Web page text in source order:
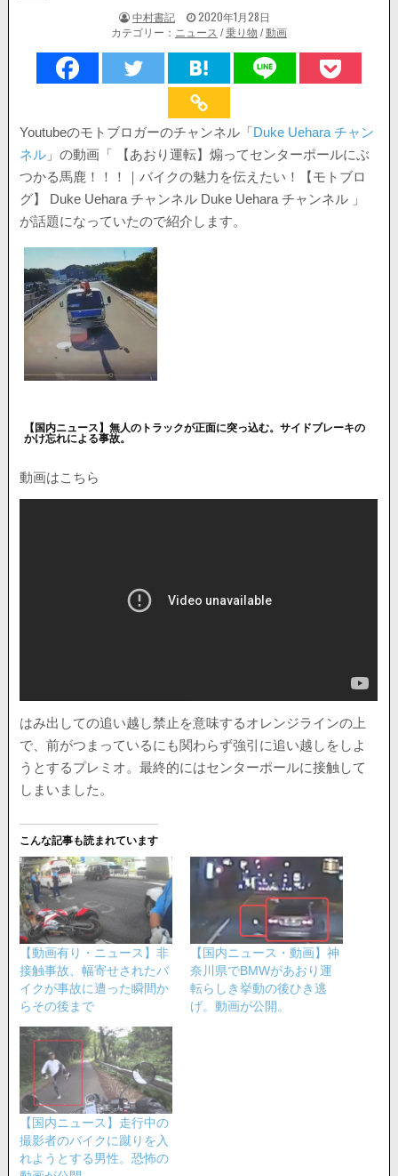
著
者:
中村書記
掲
載
日：
2020年1月28日
カテゴリー： ニュース /乗り物 /動画
Youtubeのモトブロガーのチャンネル「Duke Uehara チャン
ネル 」の動画「 【あおり運転】煽ってセンターポールにぶ
つかる馬鹿！！！｜バイクの魅力を伝えたい！【モトブロ
グ】 Duke Uehara チャンネル Duke Uehara チャンネル 」
が話題になっていたので紹介します。
【国内ニュース】無人のトラックが正面に突っ込む。サイドブレーキの
かけ忘れによる事故。
動画はこちら
はみ出しての追い越し禁止を意味するオレンジラインの上
で、前がつまっているにも関わらず強引に追い越しをしよ
うとするプレミオ。最終的にはセンターポールに接触して
しまいました。
こんな記事も読まれています
【動画有り・ニュース】非
接触事故、幅寄せされたバ
イクが事故に遭った瞬間か
らその後まで
【国内ニュース・動画】神
奈川県でBMWがあおり運
転らしき挙動の後ひき逃
げ。動画が公開。
【国内ニュース】走行中の
撮影者のバイクに蹴りを入
れようとする男性。恐怖の